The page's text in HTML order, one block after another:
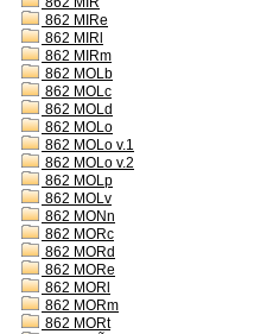
862 MIRe
862 MIRl
862 MIRm
862 MOLb
862 MOLc
862 MOLd
862 MOLo
862 MOLo v.1
862 MOLo v.2
862 MOLp
862 MOLv
862 MONn
862 MORc
862 MORd
862 MORe
862 MORl
862 MORm
862 MORt